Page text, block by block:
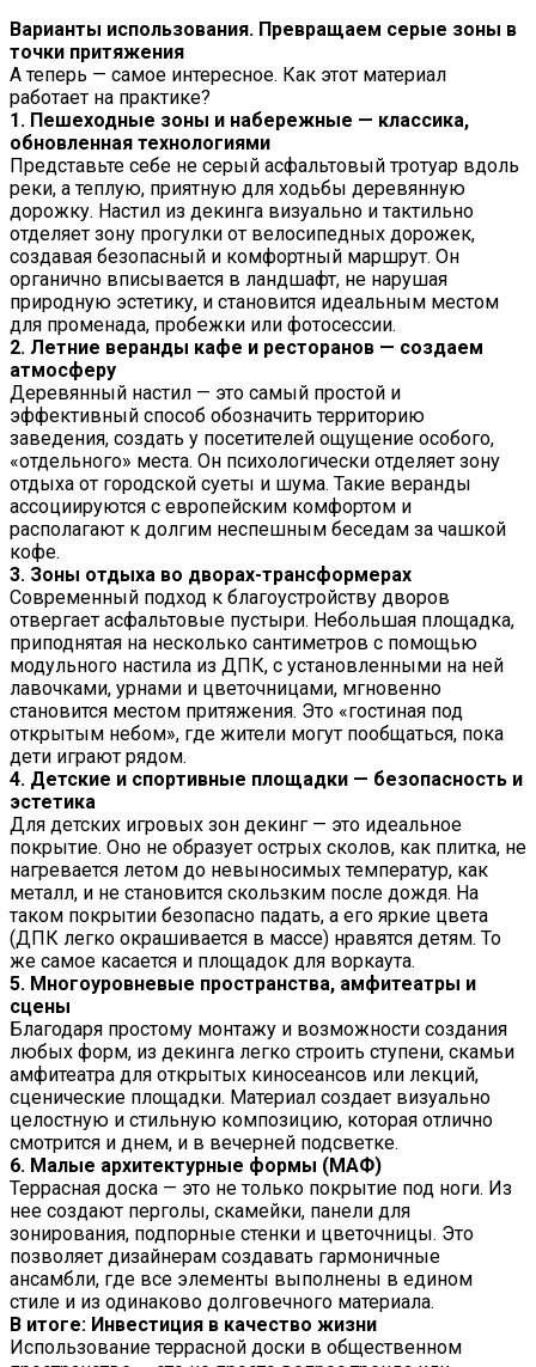
Варианты использования. Превращаем серые зоны в
точки притяжения
А теперь — самое интересное. Как этот материал
работает на практике?
1. Пешеходные зоны и набережные — классика,
обновленная технологиями
Представьте себе не серый асфальтовый тротуар вдоль
реки, а теплую, приятную для ходьбы деревянную
дорожку. Настил из декинга визуально и тактильно
отделяет зону прогулки от велосипедных дорожек,
создавая безопасный и комфортный маршрут. Он
органично вписывается в ландшафт, не нарушая
природную эстетику, и становится идеальным местом
для променада, пробежки или фотосессии.
2. Летние веранды кафе и ресторанов — создаем
атмосферу
Деревянный настил — это самый простой и
эффективный способ обозначить территорию
заведения, создать у посетителей ощущение особого,
«отдельного» места. Он психологически отделяет зону
отдыха от городской суеты и шума. Такие веранды
ассоциируются с европейским комфортом и
располагают к долгим неспешным беседам за чашкой
кофе.
3. Зоны отдыха во дворах-трансформерах
Современный подход к благоустройству дворов
отвергает асфальтовые пустыри. Небольшая площадка,
приподнятая на несколько сантиметров с помощью
модульного настила из ДПК, с установленными на ней
лавочками, урнами и цветочницами, мгновенно
становится местом притяжения. Это «гостиная под
открытым небом», где жители могут пообщаться, пока
дети играют рядом.
4. Детские и спортивные площадки — безопасность и
эстетика
Для детских игровых зон декинг — это идеальное
покрытие. Оно не образует острых сколов, как плитка, не
нагревается летом до невыносимых температур, как
металл, и не становится скользким после дождя. На
таком покрытии безопасно падать, а его яркие цвета
(ДПК легко окрашивается в массе) нравятся детям. То
же самое касается и площадок для воркаута.
5. Многоуровневые пространства, амфитеатры и
сцены
Благодаря простому монтажу и возможности создания
любых форм, из декинга легко строить ступени, скамьи
амфитеатра для открытых киносеансов или лекций,
сценические площадки. Материал создает визуально
целостную и стильную композицию, которая отлично
смотрится и днем, и в вечерней подсветке.
6. Малые архитектурные формы (МАФ)
Террасная доска — это не только покрытие под ноги. Из
нее создают перголы, скамейки, панели для
зонирования, подпорные стенки и цветочницы. Это
позволяет дизайнерам создавать гармоничные
ансамбли, где все элементы выполнены в едином
стиле и из одинаково долговечного материала.
В итоге: Инвестиция в качество жизни
Использование террасной доски в общественном